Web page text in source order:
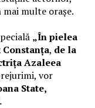
multe orașe.
„În pielea
Constanța, de la
Azaleea
vor
State,